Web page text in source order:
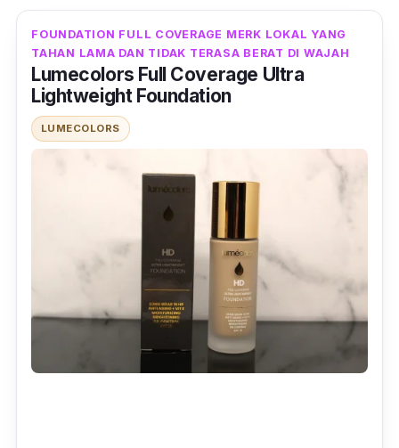
FOUNDATION FULL COVERAGE MERK LOKAL YANG
TAHAN LAMA DAN TIDAK TERASA BERAT DI WAJAH
Lumecolors Full Coverage Ultra
Lightweight Foundation
LUMECOLORS